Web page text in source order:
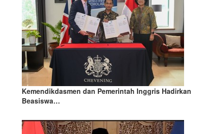
Kemendikdasmen dan Pemerintah Inggris Hadirkan
Beasiswa…